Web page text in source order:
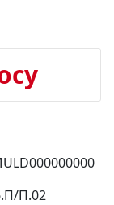
П.02